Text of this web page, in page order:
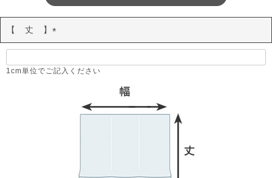
【 丈 】
(
須
1cm単位でご記入ください